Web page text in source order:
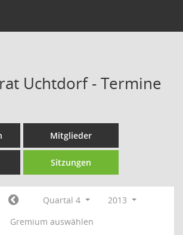
Uchtdorf - Termine
Mitglieder
Sitzungen
Quartal 4
2013
Gremium auswählen